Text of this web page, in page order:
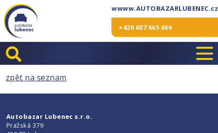
wwww.AUTOBAZARLUBENEC.cz
+420 607 665 666
zpět na seznam
Autobazar Lubenec s.r.o.
Pražská 379